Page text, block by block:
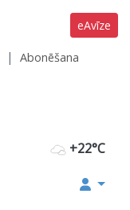
eAvīze
Abonēšana
+22°C